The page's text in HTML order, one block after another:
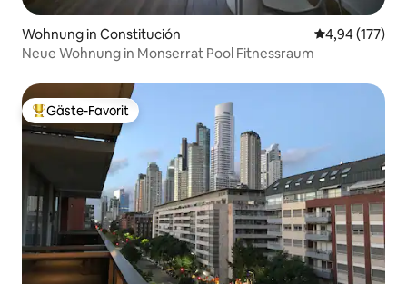
Wohnung in Constitución
4,94 (177)
Neue Wohnung in Monserrat Pool Fitnessraum
Beliebter Gäste-Favorit.
Gäste-Favorit